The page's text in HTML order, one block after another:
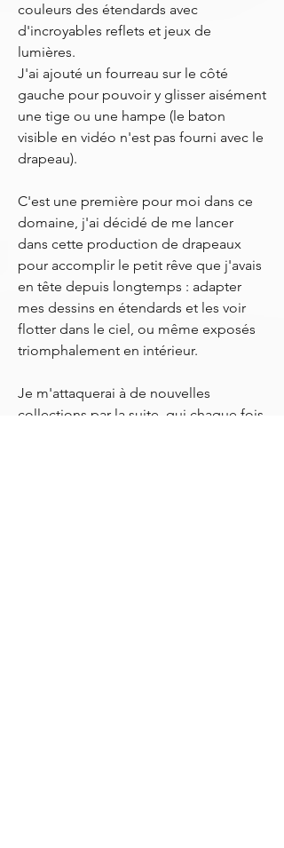
couleurs des étendards avec
d'incroyables reflets et jeux de
lumières.
J'ai ajouté un fourreau sur le côté
gauche pour pouvoir y glisser aisément
une tige ou une hampe (le baton
visible en vidéo n'est pas fourni avec le
drapeau).
C'est une première pour moi dans ce
domaine, j'ai décidé de me lancer
dans cette production de drapeaux
pour accomplir le petit rêve que j'avais
en tête depuis longtemps : adapter
mes dessins en étendards et les voir
flotter dans le ciel, ou même exposés
triomphalement en intérieur.
Je m'attaquerai à de nouvelles
collections par la suite, qui chaque fois